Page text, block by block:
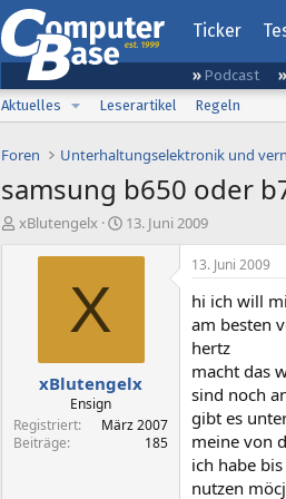
Ticker
Podcast
Aktuelles
Leserartikel Regeln
Foren Unterhaltungselektronik und
samsung b650 oder
E
xBlutengelx
E
s
t
a
13. Juni 2009
X
xBlutengelx
Ensign
Registriert
März 2007
Beiträge
185
13. Juni 2009
hi ich will
am besten
hertz
macht das
sind noch
gibt es
meine von
ich habe
nutzen